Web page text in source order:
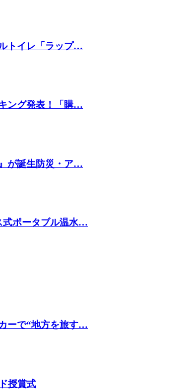
トイレ「ラップ…
ング発表！「購…
が誕生防災・ア…
式ポータブル温水…
ーで“地方を旅す…
授賞式